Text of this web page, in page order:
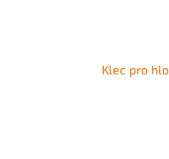
Klec pro